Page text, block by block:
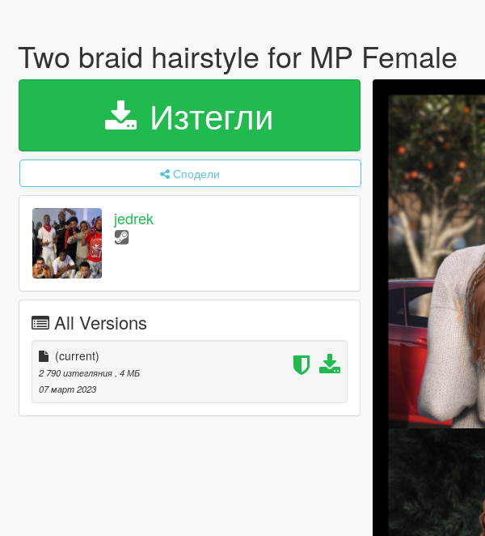
Two braid hairstyle for MP Female
Изтегли
Сподели
jedrek
All Versions
(current)
2 790 изтегляния , 4 МБ
07 март 2023